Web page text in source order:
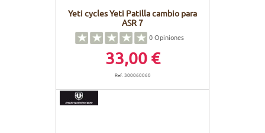
Yeti cycles Yeti Patilla cambio para
ASR 7
0Opiniones
33,00 €
Ref. 300060060